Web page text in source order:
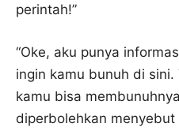
perintah!”
“Oke, aku punya
ingin kamu bunuh di
kamu bisa
diperbolehkan